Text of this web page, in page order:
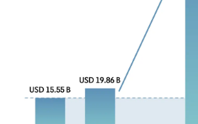
画像 © Mordor